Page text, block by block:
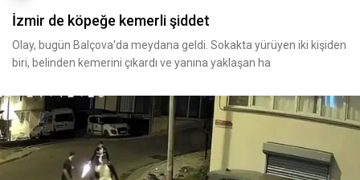
İzmir de köpeğe kemerli şiddet
Olay, bugün Balçova'da meydana geldi. Sokakta yürüyen iki kişiden
biri, belinden kemerini çıkardı ve yanına yaklaşan ha